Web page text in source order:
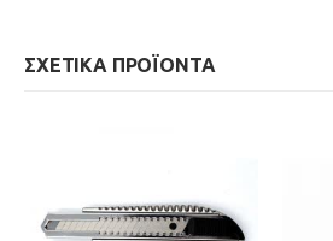
ΣΧΕΤΙΚΆ ΠΡΟΪΌΝΤΑ